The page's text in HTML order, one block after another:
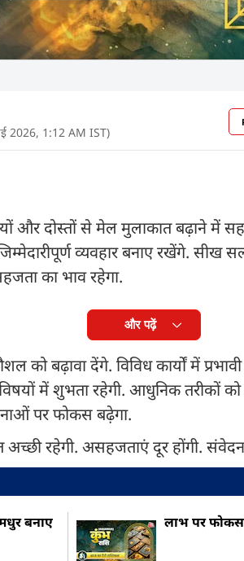
2026, 1:12 AM IST)
दोस्तों से मेल मुलाकात बढ़ाने में
व्यवहार बनाए रखेंगे. सीख
का भाव रहेगा.
और पढ़ें
बढ़ावा देंगे. विविध कार्यों में प्रभावी
विषयों में शुभता रहेगी. आधुनिक तरीकों
पर फोकस बढ़ेगा.
अच्छी रहेगी. असहजताएं दूर होंगी.
बनाए
लाभ पर